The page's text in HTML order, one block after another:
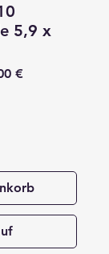
5,9 x
€